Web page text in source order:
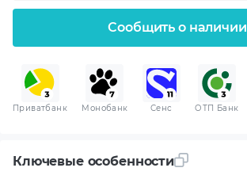
Сообщить о наличии
Приватбанк Монобанк Сенс ОТП Банк
Ключевые особенности